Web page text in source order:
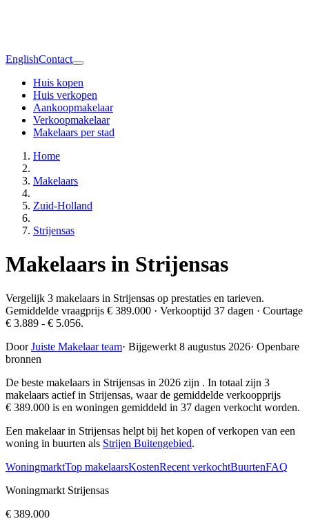
EnglishContact
Huis kopen
Huis verkopen
Aankoopmakelaar
Verkoopmakelaar
Makelaars per stad
Home
Makelaars
Zuid-Holland
Strijensas
Makelaars in Strijensas
Vergelijk 3 makelaars in Strijensas op prestaties en tarieven.
Gemiddelde vraagprijs € 389.000 · Verkooptijd 37 dagen · Courtage
€ 3.889 - € 5.056.
DoorJuiste Makelaar team· Bijgewerkt 8 augustus 2026· Openbare
bronnen
De beste makelaars in Strijensas in 2026 zijn . In totaal zijn 3
makelaars actief in Strijensas, waar de gemiddelde verkoopprijs
€ 389.000 is en woningen gemiddeld in 37 dagen verkocht worden.
Een makelaar in Strijensas helpt bij het kopen of verkopen van een
woning in buurten als Strijen Buitengebied.
WoningmarktTop makelaarsKostenRecent verkochtBuurtenFAQ
Woningmarkt Strijensas
€ 389.000